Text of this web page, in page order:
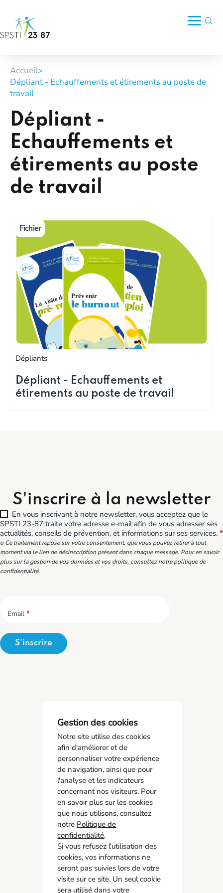
Accueil>
Dépliant - Echauffements et étirements au poste de
travail
Dépliant -
Echauffements et
étirements au poste
de travail
Dépliants
Dépliant - Echauffements et
étirements au poste de travail
S'inscrire à la newsletter
En vous inscrivant à notre newsletter, vous acceptez que le
SPSTI 23-87 traite votre adresse e-mail afin de vous adresser ses
actualités, conseils de prévention, et informations sur ses services. *
o Ce traitement repose sur votre consentement, que vous pouvez retirer à tout
moment via le lien de désinscription présent dans chaque message. Pour en savoir
plus sur la gestion de vos données et vos droits, consultez notre politique de
confidentialité.
Email *
S'inscrire
SPSTI 23/87
05 55 77 65 63
contact@spsti23-87.fr
Accès rapide
Contact
Recrutement
Adhérer
Mon espace adhérent
Gestion des cookies
Notre site utilise des cookies
afin d'améliorer et de
personnaliser votre expérience
de navigation, ainsi que pour
l'analyse et les indicateurs
concernant nos visiteurs. Pour
en savoir plus sur les cookies
que nous utilisons, consultez
notre Politique de
confidentialité.
Si vous refusez l'utilisation des
cookies, vos informations ne
seront pas suivies lors de votre
visite sur ce site. Un seul cookie
sera utilisé dans votre